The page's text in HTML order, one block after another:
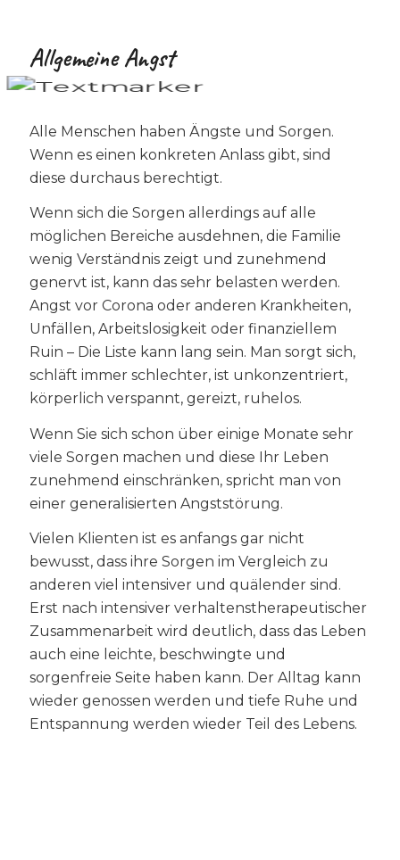
Allgemeine Angst
Alle Menschen haben Ängste und Sorgen.
Wenn es einen konkreten Anlass gibt, sind
diese durchaus berechtigt.
Wenn sich die Sorgen allerdings auf alle
möglichen Bereiche ausdehnen, die Familie
wenig Verständnis zeigt und zunehmend
genervt ist, kann das sehr belasten werden.
Angst vor Corona oder anderen Krankheiten,
Unfällen, Arbeitslosigkeit oder finanziellem
Ruin – Die Liste kann lang sein. Man sorgt sich,
schläft immer schlechter, ist unkonzentriert,
körperlich verspannt, gereizt, ruhelos.
Wenn Sie sich schon über einige Monate sehr
viele Sorgen machen und diese Ihr Leben
zunehmend einschränken, spricht man von
einer generalisierten Angststörung.
Vielen Klienten ist es anfangs gar nicht
bewusst, dass ihre Sorgen im Vergleich zu
anderen viel intensiver und quälender sind.
Erst nach intensiver verhaltenstherapeutischer
Zusammenarbeit wird deutlich, dass das Leben
auch eine leichte, beschwingte und
sorgenfreie Seite haben kann. Der Alltag kann
wieder genossen werden und tiefe Ruhe und
Entspannung werden wieder Teil des Lebens.